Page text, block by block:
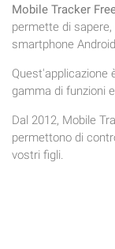
Mobile Tracker
permette di
smartphone
Quest'applicazione
gamma di funzioni
Dal 2012, Mobile
permettono di
vostri figli.